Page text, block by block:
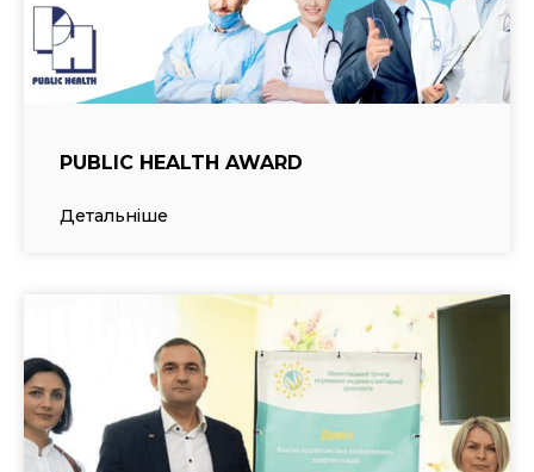
PUBLIC HEALTH AWARD
Детальніше